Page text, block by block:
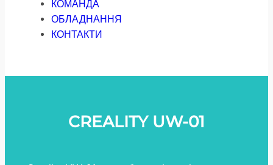
КОМАНДА
ОБЛАДНАННЯ
КОНТАКТИ
CREALITY UW-01